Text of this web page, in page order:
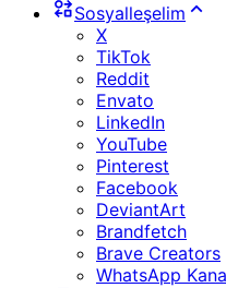
Sosyalleşelim
X
TikTok
Reddit
Envato
LinkedIn
YouTube
Pinterest
Facebook
DeviantArt
Brandfetch
Brave Creators
WhatsApp